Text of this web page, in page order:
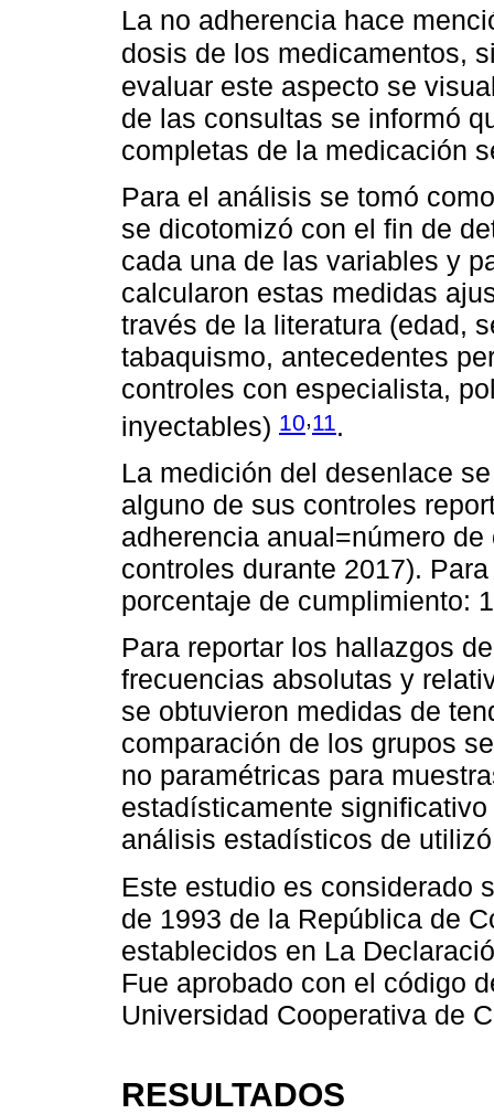
La no adherencia hace
dosis de los medicamentos,
evaluar este aspecto se
de las consultas se informó
completas de la medicación
Para el análisis se tomó
se dicotomizó con el fin de
cada una de las variables y
calcularon estas medidas
través de la literatura (edad,
tabaquismo, antecedentes
controles con especialista,
inyectables) 10,11.
La medición del desenlace
alguno de sus controles
adherencia anual=número
controles durante 2017).
porcentaje de cumplimiento:
Para reportar los hallazgos
frecuencias absolutas y
se obtuvieron medidas de
comparación de los grupos
no paramétricas para
estadísticamente
análisis estadísticos de
Este estudio es considerado
de 1993 de la República de
establecidos en La
Fue aprobado con el código
Universidad Cooperativa de
RESULTADOS